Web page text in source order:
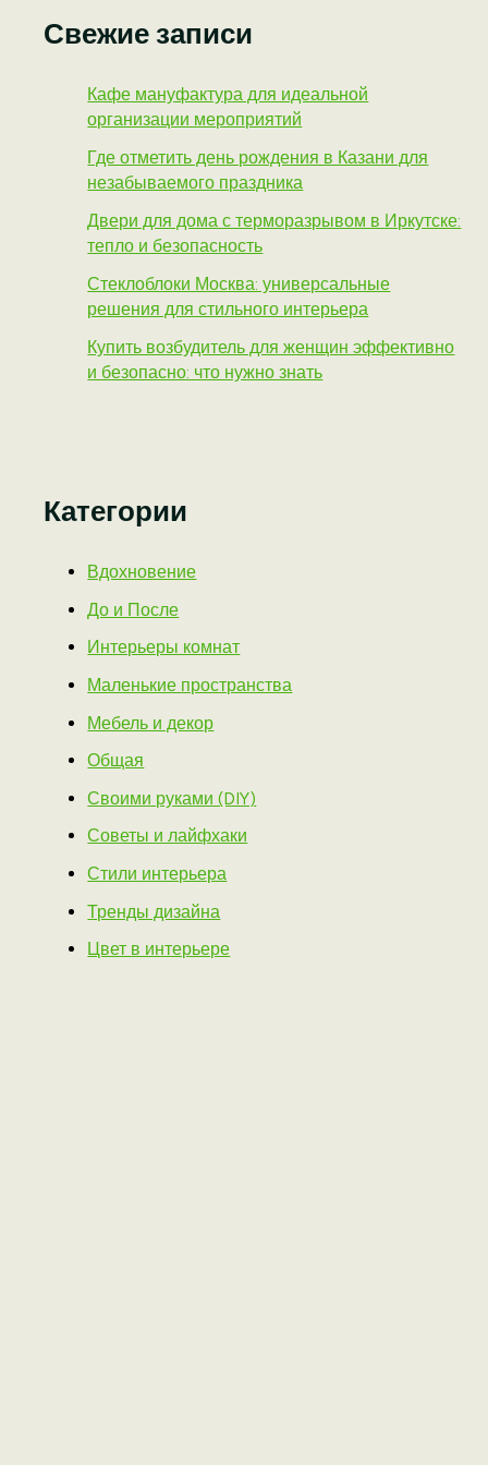
Свежие записи
Кафе мануфактура для идеальной
организации мероприятий
Где отметить день рождения в Казани для
незабываемого праздника
Двери для дома с терморазрывом в Иркутске:
тепло и безопасность
Стеклоблоки Москва: универсальные
решения для стильного интерьера
Купить возбудитель для женщин эффективно
и безопасно: что нужно знать
Категории
Вдохновение
До и После
Интерьеры комнат
Маленькие пространства
Мебель и декор
Общая
Своими руками (DIY)
Советы и лайфхаки
Стили интерьера
Тренды дизайна
Цвет в интерьере